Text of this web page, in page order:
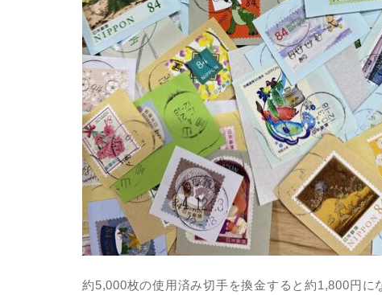
約5,000枚の使用済み切手を換金すると約1,800円に